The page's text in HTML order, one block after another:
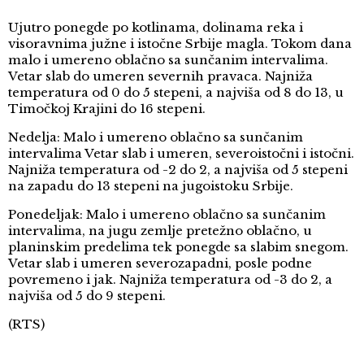
Ujutro ponegde po kotlinama, dolinama reka i
visoravnima južne i istočne Srbije magla. Tokom dana
malo i umereno oblačno sa sunčanim intervalima.
Vetar slab do umeren severnih pravaca. Najniža
temperatura od 0 do 5 stepeni, a najviša od 8 do 13, u
Timočkoj Krajini do 16 stepeni.
Nedelja: Malo i umereno oblačno sa sunčanim
intervalima Vetar slab i umeren, severoistočni i istočni.
Najniža temperatura od -2 do 2, a najviša od 5 stepeni
na zapadu do 13 stepeni na jugoistoku Srbije.
Ponedeljak: Malo i umereno oblačno sa sunčanim
intervalima, na jugu zemlje pretežno oblačno, u
planinskim predelima tek ponegde sa slabim snegom.
Vetar slab i umeren severozapadni, posle podne
povremeno i jak. Najniža temperatura od -3 do 2, a
najviša od 5 do 9 stepeni.
(RTS)